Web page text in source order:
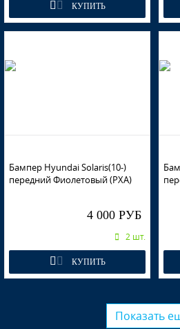
КУПИТЬ
Бампер Hyundai Solaris(10-)
передний Фиолетовый (PXA)
4 000 РУБ
2 шт.
КУПИТЬ
Показать